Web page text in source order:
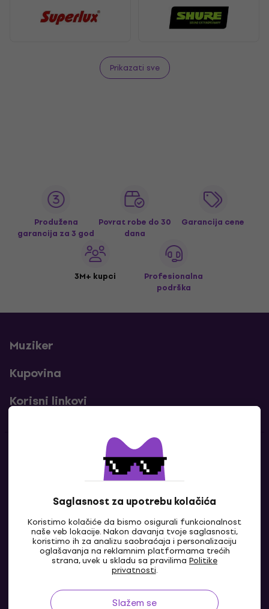
Saglasnost za upotrebu kolačića
Koristimo kolačiće da bismo osigurali funkcionalnost
naše veb lokacije. Nakon davanja tvoje saglasnosti,
koristimo ih za analizu saobraćaja i personalizaciju
oglašavanja na reklamnim platformama trećih
strana, uvek u skladu sa pravilima Politike
privatnosti.
Slažem se
Prikazati sve
Produžena
garancija za 3 god
Povrat robe do 30
dana
Garancija cene
3M+ kupci
Profesionalna
podrška
Muziker
Kupovina
Korisni linkovi
Kontakti
Kontaktiraj nas
BA